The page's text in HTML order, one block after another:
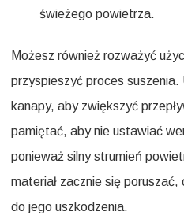
świeżego powietrza.
Możesz również rozważyć
przyspieszyć proces
kanapy, aby zwiększyć
pamiętać, aby nie ustawiać
ponieważ silny strumień
materiał zacznie się
do jego uszkodzenia.